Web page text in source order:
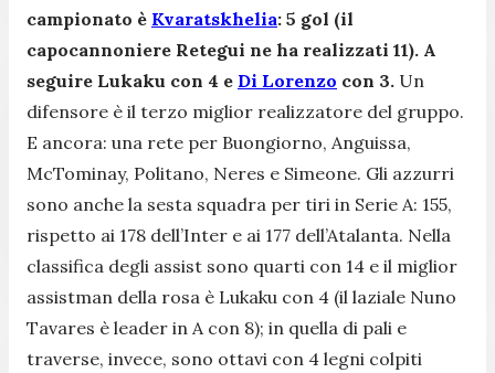
campionato è Kvaratskhelia: 5 gol (il
capocannoniere Retegui ne ha realizzati 11). A
seguire Lukaku con 4 e Di Lorenzo con 3. Un
difensore è il terzo miglior realizzatore del gruppo.
E ancora: una rete per Buongiorno, Anguissa,
McTominay, Politano, Neres e Simeone. Gli azzurri
sono anche la sesta squadra per tiri in Serie A: 155,
rispetto ai 178 dell’Inter e ai 177 dell’Atalanta. Nella
classifica degli assist sono quarti con 14 e il miglior
assistman della rosa è Lukaku con 4 (il laziale Nuno
Tavares è leader in A con 8); in quella di pali e
traverse, invece, sono ottavi con 4 legni colpiti